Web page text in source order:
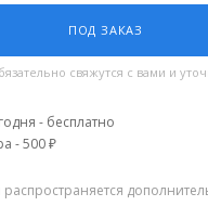
ПОД ЗАКАЗ
свяжутся с вами и
- бесплатно
- 500 ₽